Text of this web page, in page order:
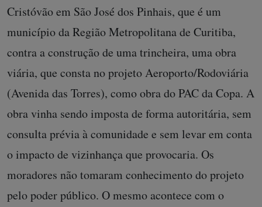
Cristóvão em São José dos Pinhais, que é um
município da Região Metropolitana de Curitiba,
contra a construção de uma trincheira, uma obra
viária, que consta no projeto Aeroporto/Rodoviária
(Avenida das Torres), como obra do PAC da Copa. A
obra vinha sendo imposta de forma autoritária, sem
consulta prévia à comunidade e sem levar em conta
o impacto de vizinhança que provocaria. Os
moradores não tomaram conhecimento do projeto
pelo poder público. O mesmo acontece com o